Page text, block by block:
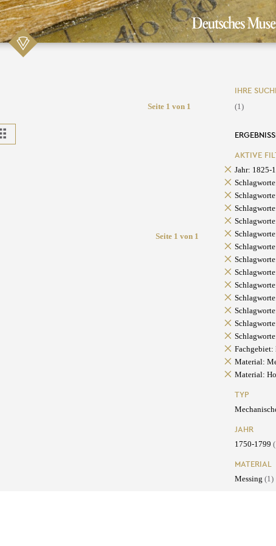
Seite 1 von 1
Seite 1 von 1
IHRE
(1)
AKTIVE
Jahr: 1825-
Material:
Material:
TYP
JAHR
1750-1799
MATERIAL
Messing (1)